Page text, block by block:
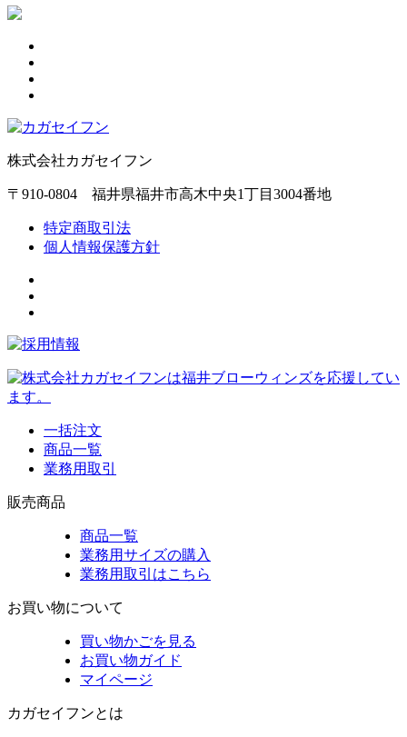
株式会社カガセイフン
〒910-0804 福井県福井市高木中央1丁目3004番地
特定商取引法
個人情報保護方針
一括注文
商品一覧
業務用取引
販売商品
商品一覧
業務用サイズの購入
業務用取引はこちら
お買い物について
買い物かごを見る
お買い物ガイド
マイページ
カガセイフンとは